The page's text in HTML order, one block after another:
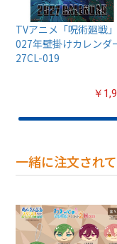
TVアニメ「呪術廻戦
027年壁掛けカレンダ
27CL-019
￥
一緒に注文され